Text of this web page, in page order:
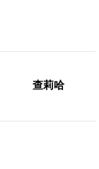
查莉哈